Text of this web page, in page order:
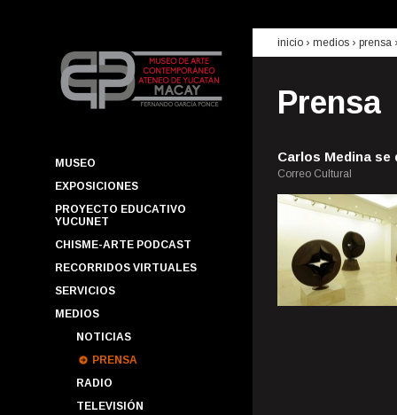
MUSEO
EXPOSICIONES
PROYECTO EDUCATIVO
YUCUNET
CHISME-ARTE PODCAST
RECORRIDOS VIRTUALES
SERVICIOS
MEDIOS
NOTICIAS
PRENSA
RADIO
TELEVISIÓN
inicio › medios › prensa
Prensa
Carlos Medina
Correo Cultural